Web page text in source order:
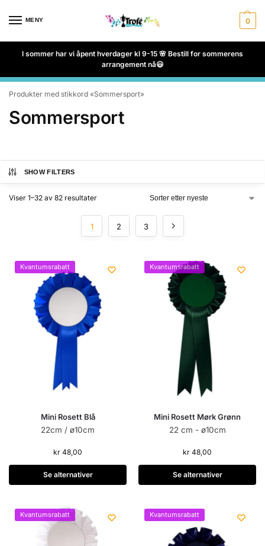
MENY 0
I sommer har vi åpent hverdager kl 9-15 🌸 Bestill for sommerens
arrangement nå😃
Produkter med stikkord «Sommersport»
Sommersport
SHOW FILTERS
Viser 1–32 av 82 resultater
1 2 3
Kvantumsrabatt
Mini Rosett Blå
22cm / ø10cm
kr 48,00
Se alternativer
Kvantumsrabatt
Mini Rosett Mørk Grønn
22 cm - ø10cm
kr 48,00
Se alternativer
Kvantumsrabatt Kvantumsrabatt